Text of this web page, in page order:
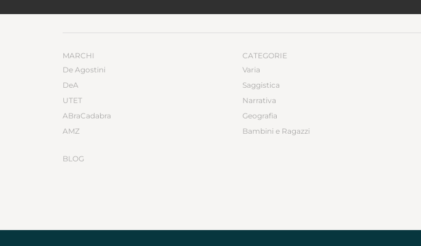
MARCHI
De Agostini
DeA
UTET
ABraCadabra
AMZ
BLOG
CATEGORIE
Varia
Saggistica
Narrativa
Geografia
Bambini e Ragazzi